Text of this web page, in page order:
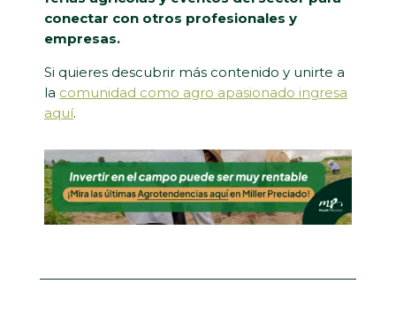
conectar con otros profesionales y
empresas.
Si quieres descubrir más contenido y unirte a
la comunidad como agro apasionado ingresa
aquí.